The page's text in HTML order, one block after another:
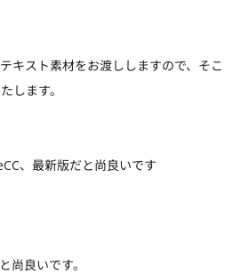
キスト素材をお渡ししますので、そこ
します。
、最新版だと尚良いです
尚良いです。